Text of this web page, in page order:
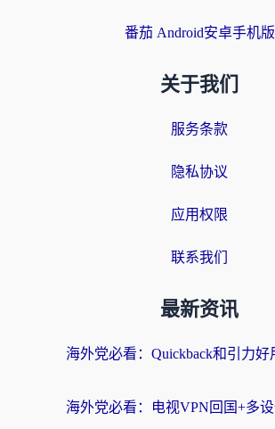
番茄 Android安卓手机版
关于我们
服务条款
隐私协议
应用权限
联系我们
最新资讯